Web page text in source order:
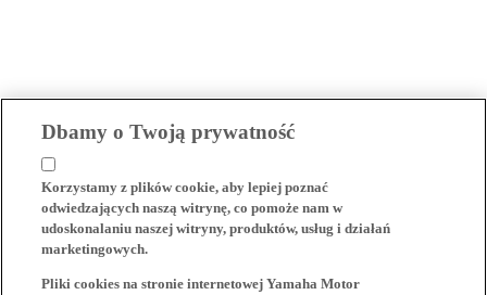
Dbamy o Twoją prywatność
Korzystamy z plików cookie, aby lepiej poznać
odwiedzających naszą witrynę, co pomoże nam w
udoskonalaniu naszej witryny, produktów, usług i działań
marketingowych.
Pliki cookies na stronie internetowej Yamaha Motor